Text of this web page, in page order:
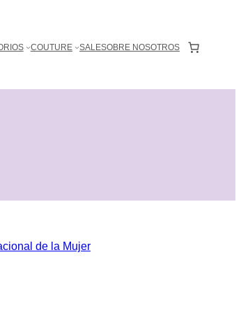
COUTURE SALESOBRE NOSOTROS